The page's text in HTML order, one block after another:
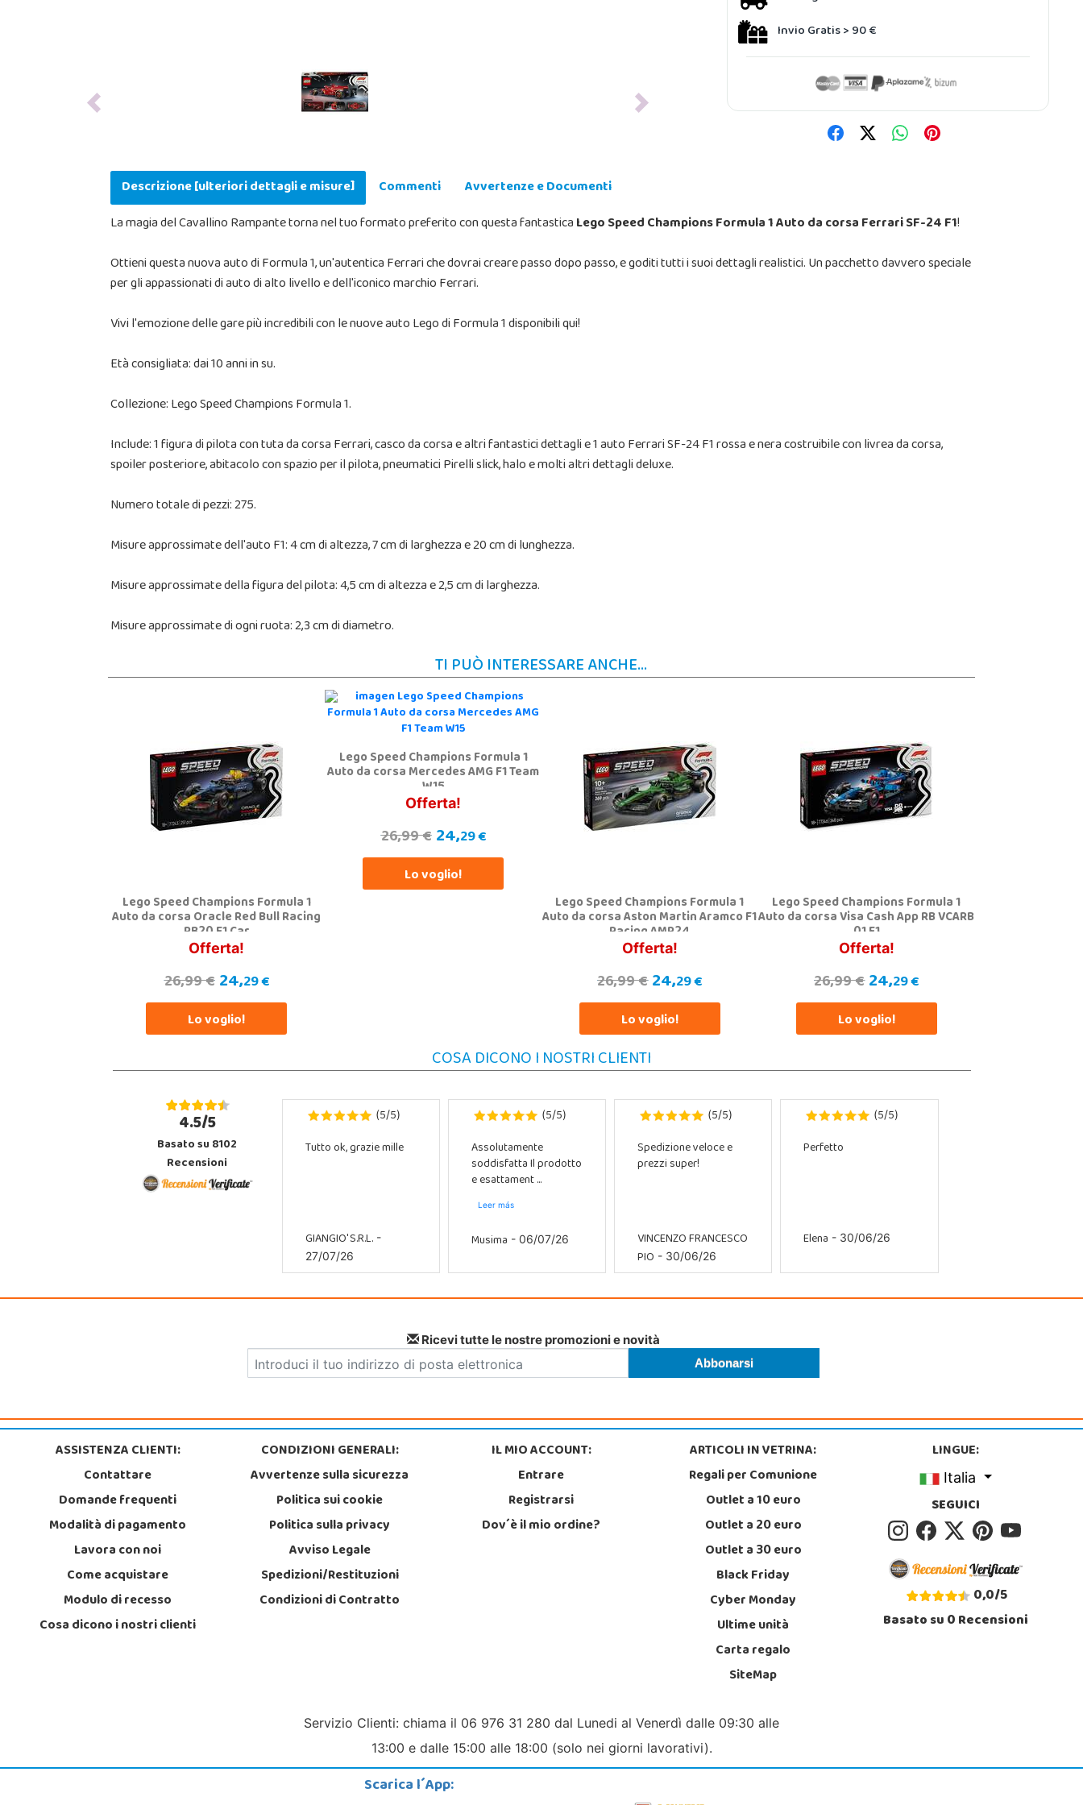
Previous Next
Invio Gratis > 90 €
Descrizione [ulteriori dettagli e misure] Commenti
Avvertenze e Documenti
La magia del Cavallino Rampante torna nel tuo formato preferito con questa fantasticaLego Speed Champions Formula 1 Auto da corsa Ferrari SF-24 F1!
Ottieni questa nuova auto di Formula 1, un'autentica Ferrari che dovrai creare passo dopo passo, e goditi tutti i suoi dettagli realistici. Un pacchetto davvero speciale
per gli appassionati di auto di alto livello e dell'iconico marchio Ferrari.
Vivi l'emozione delle gare più incredibili con le nuove auto Lego di Formula 1 disponibili qui!
Età consigliata: dai 10 anni in su.
Collezione: Lego Speed Champions Formula 1.
Include: 1 figura di pilota con tuta da corsa Ferrari, casco da corsa e altri fantastici dettagli e 1 auto Ferrari SF-24 F1 rossa e nera costruibile con livrea da corsa,
spoiler posteriore, abitacolo con spazio per il pilota, pneumatici Pirelli slick, halo e molti altri dettagli deluxe.
Numero totale di pezzi: 275.
Misure approssimate dell'auto F1: 4 cm di altezza, 7 cm di larghezza e 20 cm di lunghezza.
Misure approssimate della figura del pilota: 4,5 cm di altezza e 2,5 cm di larghezza.
Misure approssimate di ogni ruota: 2,3 cm di diametro.
TI PUÒ INTERESSARE ANCHE...
Lego Speed Champions Formula 1
Auto da corsa Oracle Red Bull Racing
RB20 F1 Car
Offerta!
26,99 €24,29 €
Lo voglio!
Lego Speed Champions Formula 1
Auto da corsa Mercedes AMG F1 Team
W15
Offerta!
26,99 €24,29 €
Lo voglio!
Lego Speed Champions Formula 1
Auto da corsa Aston Martin Aramco F1
Racing AMR24
Offerta!
26,99 €24,29 €
Lo voglio!
Lego Speed Champions Formula 1
Auto da corsa Visa Cash App RB VCARB
01 F1
Offerta!
26,99 €24,29 €
Lo voglio!
COSA DICONO I NOSTRI CLIENTI
4.5/5
Basato su 8102
Recensioni
(5/5)
Tutto ok, grazie mille
GIANGIO' S.R.L.-
27/07/26
(5/5)
Assolutamente
soddisfatta Il prodotto
e esattament ...
Leer más
Musima - 06/07/26
(5/5)
Spedizione veloce e
prezzi super!
VINCENZO FRANCESCO
PIO - 30/06/26
(5/5)
Perfetto
Elena - 30/06/26
Ricevi tutte le nostre promozioni e novità
ASSISTENZA CLIENTI:
Contattare
Domande frequenti
Modalità di pagamento
Lavora con noi
Come acquistare
Modulo di recesso
Cosa dicono i nostri clienti
CONDIZIONI GENERALI:
Avvertenze sulla sicurezza
Politica sui cookie
Politica sulla privacy
Avviso Legale
Spedizioni/Restituzioni
Condizioni di Contratto
IL MIO ACCOUNT:
Entrare
Registrarsi
Dov´è il mio ordine?
ARTICOLI IN VETRINA:
Regali per Comunione
Outlet a 10 euro
Outlet a 20 euro
Outlet a 30 euro
Black Friday
Cyber Monday
Ultime unità
Carta regalo
SiteMap
LINGUE:
Italia
SEGUICI
0,0/5
Basato su0Recensioni
Servizio Clienti: chiama il 06 976 31 280 dal Lunedi al Venerdì dalle 09:30 alle
13:00 e dalle 15:00 alle 18:00 (solo nei giorni lavorativi).
Scarica l´App: